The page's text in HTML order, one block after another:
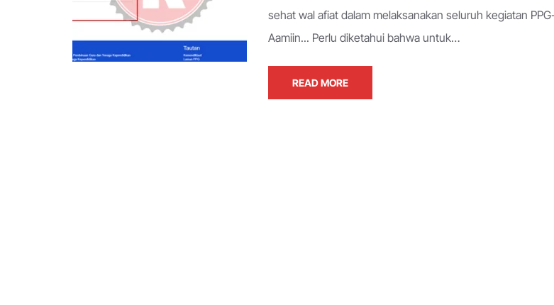
sehat wal afiat dalam melaksanakan seluruh kegiatan
Aamiin... Perlu diketahui bahwa untuk…
READ MORE